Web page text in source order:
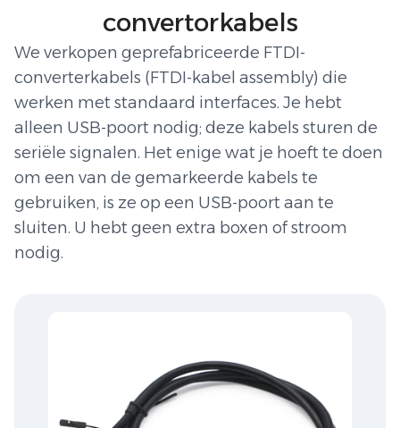
convertorkabels
We verkopen geprefabriceerde FTDI-
converterkabels (FTDI-kabel assembly) die
werken met standaard interfaces. Je hebt
alleen USB-poort nodig; deze kabels sturen de
seriële signalen. Het enige wat je hoeft te doen
om een van de gemarkeerde kabels te
gebruiken, is ze op een USB-poort aan te
sluiten. U hebt geen extra boxen of stroom
nodig.